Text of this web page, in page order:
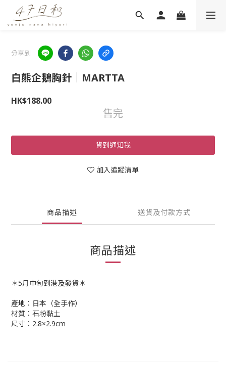
分享到
白熊企鵝胸針｜MARTTA
HK$188.00
售完
貨到通知我
加入追蹤清單
商品描述 送貨及付款方式
商品描述
＊5月中旬到港及發貨＊
產地：日本（全手作）
材質：石粉黏土
尺寸：2.8×2.9cm